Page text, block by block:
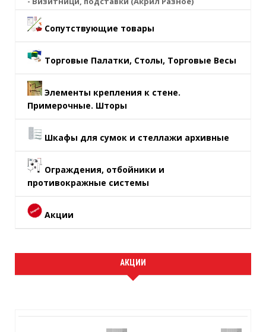
Сопутствующие товары
Торговые Палатки, Столы, Торговые Весы
Элементы крепления к стене.
Примерочные. Шторы
Шкафы для сумок и стеллажи архивные
Ограждения, отбойники и
противокражные системы
Акции
АКЦИИ